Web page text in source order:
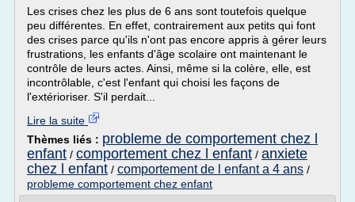
Les crises chez les plus de 6 ans sont toutefois quelque
peu différentes. En effet, contrairement aux petits qui font
des crises parce qu'ils n'ont pas encore appris à gérer leurs
frustrations, les enfants d'âge scolaire ont maintenant le
contrôle de leurs actes. Ainsi, même si la colère, elle, est
incontrôlable, c'est l'enfant qui choisi les façons de
l'extérioriser. S'il perdait...
Lire la suite
Thèmes liés : probleme de comportement chez l
enfant / comportement chez l enfant / anxiete
chez l enfant / comportement de l enfant a 4 ans /
probleme comportement chez enfant